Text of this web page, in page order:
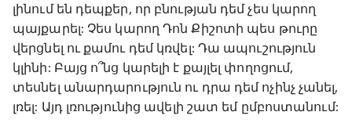
լինում են դեպքեր, որ բնության դեմ չես կարող
պայքարել: Չես կարող Դոն Քիշոտի պես թուրը
վերցնել ու քամու դեմ կռվել: Դա ապուշություն
կլինի: Բայց ո՞նց կարելի է քայլել փողոցում,
տեսնել անարդարություն ու դրա դեմ ոչինչ չանել,
լռել: Այդ լռությունից ավելի շատ եմ ըմբոստանում: